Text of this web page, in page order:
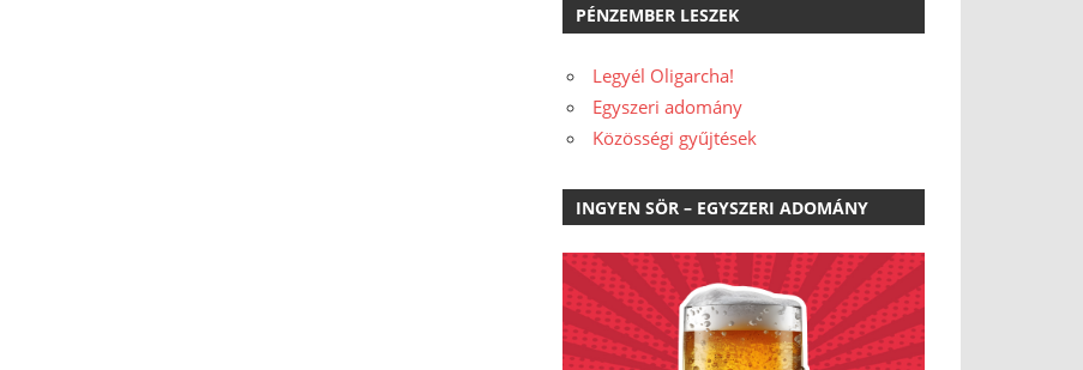
PÉNZEMBER LESZEK
Legyél Oligarcha!
Egyszeri adomány
Közösségi gyűjtések
INGYEN SÖR – EGYSZERI ADOMÁNY